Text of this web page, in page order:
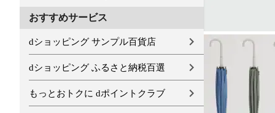
おすすめサービス
dショッピング サンプル百貨店
dショッピング ふるさと納税百選
もっとおトクに dポイントクラブ